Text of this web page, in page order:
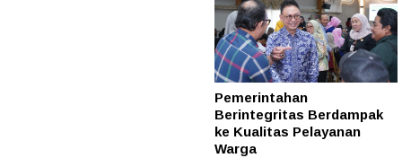
Pemerintahan
Berintegritas Berdampak
ke Kualitas Pelayanan
Warga